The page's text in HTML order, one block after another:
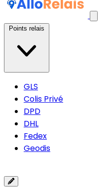
GLS
Colis Privé
DPD
DHL
Fedex
Geodis